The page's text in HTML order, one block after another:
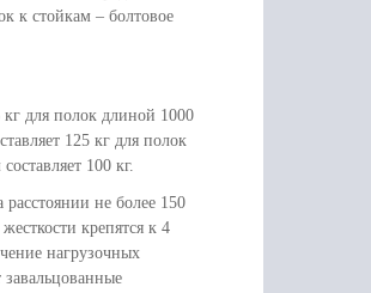
к стойкам – болтовое
для полок длиной 1000
125 кг для полок
100 кг.
не более 150
крепятся к 4
нагрузочных